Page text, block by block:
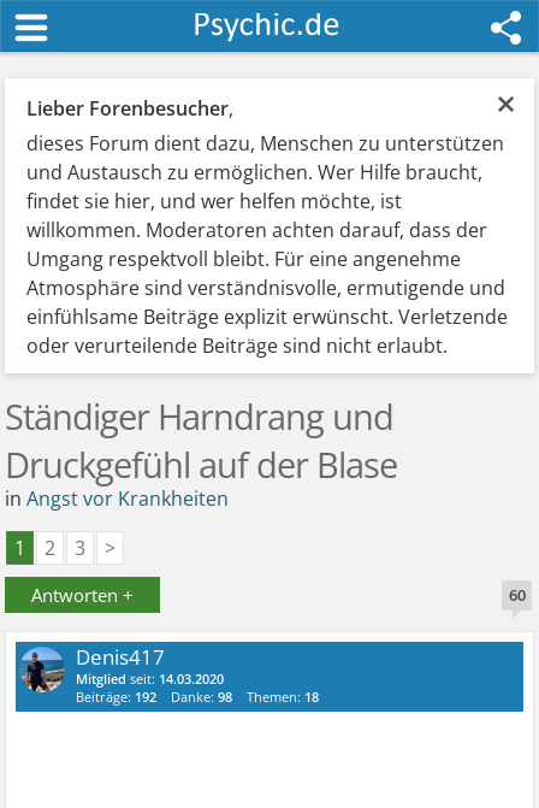
×
Lieber Forenbesucher,
dieses Forum dient dazu, Menschen zu unterstützen
und Austausch zu ermöglichen. Wer Hilfe braucht,
findet sie hier, und wer helfen möchte, ist
willkommen. Moderatoren achten darauf, dass der
Umgang respektvoll bleibt. Für eine angenehme
Atmosphäre sind verständnisvolle, ermutigende und
einfühlsame Beiträge explizit erwünscht. Verletzende
oder verurteilende Beiträge sind nicht erlaubt.
Ständiger Harndrang und
Druckgefühl auf der Blase
inAngst vor Krankheiten
1
2 3 >
Antworten + 60
Denis417
Mitglied seit: 14.03.2020
Beiträge: 192 Danke:98 Themen: 18